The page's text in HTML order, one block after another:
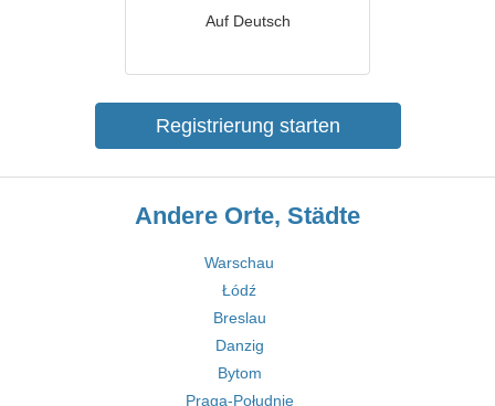
Auf Deutsch
Registrierung starten
Andere Orte, Städte
Warschau
Łódź
Breslau
Danzig
Bytom
Praga-Południe